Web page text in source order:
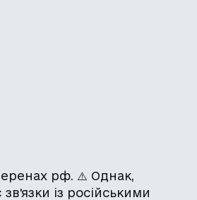
рф. ⚠️ Однак,
із російськими